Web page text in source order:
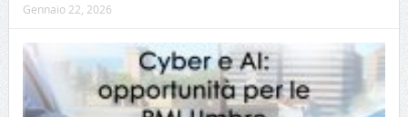
Gennaio 22, 2026